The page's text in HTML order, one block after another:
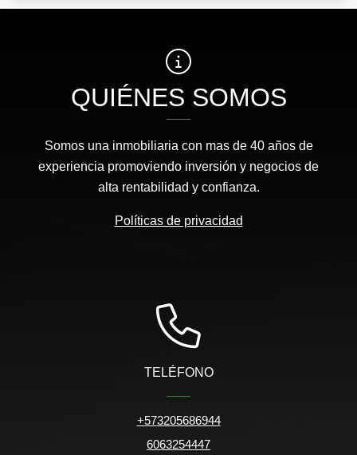
QUIÉNES SOMOS
Somos una inmobiliaria con mas de 40 años de
experiencia promoviendo inversión y negocios de
alta rentabilidad y confianza.
Políticas de privacidad
TELÉFONO
+573205686944
6063254447